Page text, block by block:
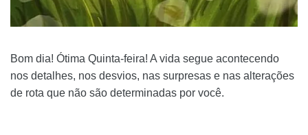
Bom dia! Ótima Quinta-feira! A vida segue acontecendo
nos detalhes, nos desvios, nas surpresas e nas alterações
de rota que não são determinadas por você.